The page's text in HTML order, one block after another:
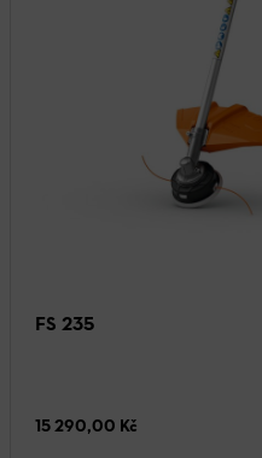
FS 235
15 290,00 Kč